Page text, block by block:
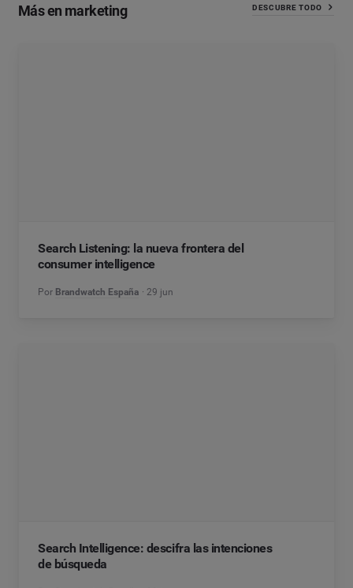
Más en marketing DESCUBRE TODO
Search Listening: la nueva frontera del
consumer intelligence
Por Brandwatch España 29 jun
Search Intelligence: descifra las intenciones
de búsqueda